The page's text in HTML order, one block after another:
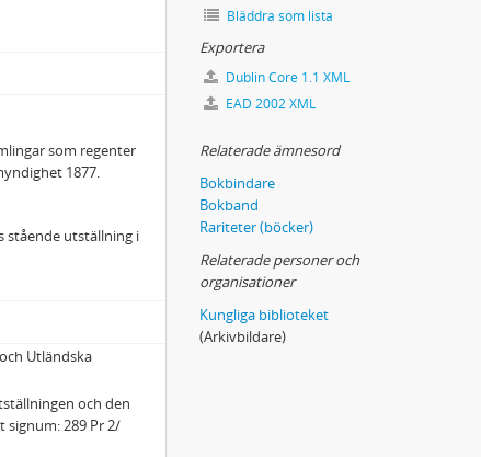
som regenter
1877.
stående utställning i
Utländska
och den
289 Pr 2/
Bläddra som lista
Exportera
Dublin Core 1.1 XML
EAD 2002 XML
Relaterade ämnesord
Bokbindare
Bokband
Rariteter (böcker)
Relaterade personer och
organisationer
Kungliga biblioteket
(Arkivbildare)